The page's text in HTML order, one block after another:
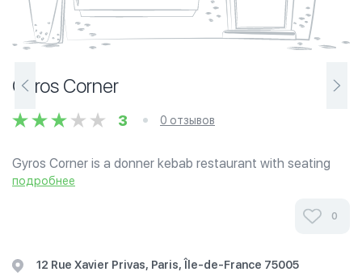
Gyros Corner
3 0 отзывов
Gyros Corner is a donner kebab restaurant with seating
area at a prime location in the centre of Paris at a walking
подробнее
0
12 Rue Xavier Privas, Paris, Île-de-France 75005